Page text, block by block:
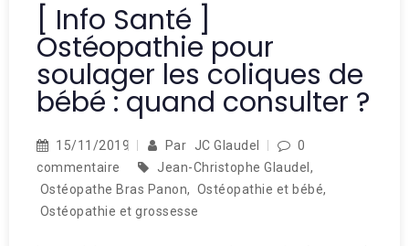
[ Info Santé ]
Ostéopathie pour
soulager les coliques de
bébé : quand consulter ?
15/11/2019 Par JC Glaudel
0
commentaire
Jean-Christophe Glaudel ,
Ostéopathe Bras Panon, Ostéopathie et bébé,
Ostéopathie et grossesse